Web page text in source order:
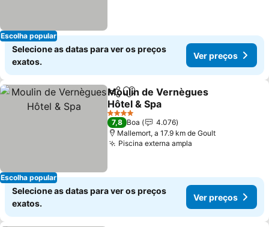
Escolha popular
Selecione as datas para ver os preços
exatos.
Ver preços
Escolha popular
PartilharAdicionar aos favoritos
Moulin de Vernègues
Hôtel & Spa
Ver preços
4 Estrelas
7,8 Boa
4.076
Mallemort, a 17.9 km de Goult
Piscina externa ampla
Selecione as datas para ver os preços
exatos.
Ver preços